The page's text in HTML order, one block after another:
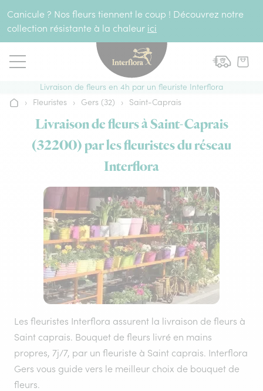
Canicule ? Nos fleurs tiennent le coup ! Découvrez notre
collection résistante à la chaleur ici
Livraison de fleurs en 4h par un fleuriste Interflora
Accueil
› Fleuristes › Gers (32) › Saint-Caprais
Livraison de fleurs à Saint-Caprais
(32200) par les fleuristes du réseau
Interflora
Les fleuristes Interflora assurent la livraison de fleurs à
Saint caprais. Bouquet de fleurs livré en mains
propres, 7j/7, par un fleuriste à Saint caprais. Interflora
Gers vous guide vers le meilleur choix de bouquet de
fleurs.